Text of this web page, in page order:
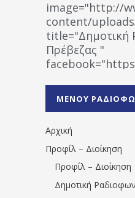
image="http://
content/
title="Δημοτική
Πρέβεζας "
ΜΕΝΟΥ
Αρχική
Προφίλ – Διοίκηση
Προφίλ – Διοίκηση
Δημοτική